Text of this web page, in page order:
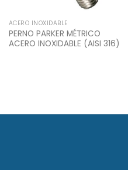
ACERO INOXIDABLE
PERNO PARKER MÉTRICO
ACERO INOXIDABLE (AISI 316)